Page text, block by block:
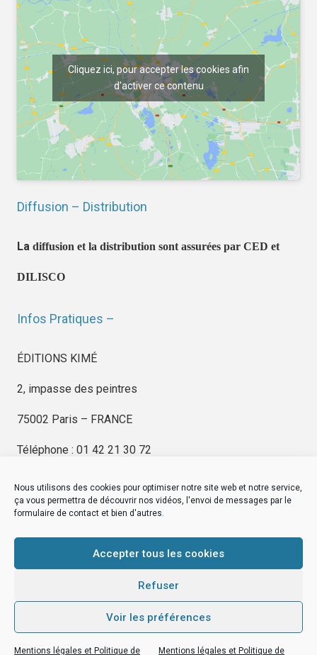
Nous utilisons des cookies pour optimiser notre site web et notre service,
ça vous permettra de découvrir nos vidéos, l'envoi de messages par le
formulaire de contact et bien d'autres.
Accepter tous les cookies
Refuser
Voir les préférences
Mentions légales et Politique de Mentions légales et Politique de
Cliquez ici, pour accepter les cookies afin
d'activer ce contenu
Diffusion – Distribution
La diffusion et la distribution sont assurées par CED et
DILISCO
Infos Pratiques –
ÉDITIONS KIMÉ
2, impasse des peintres
75002 Paris – FRANCE
Téléphone : 01 42 21 30 72
EDITIONS KIMÉ
Mentions Légales
© byeDovel.com
editionskime.fr